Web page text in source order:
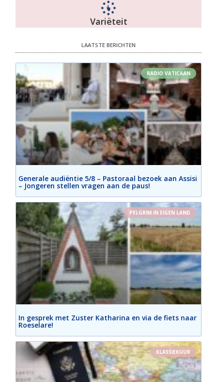
Variëteit
LAATSTE BERICHTEN
RADIO VATICAAN
Generale audiëntie 5/8 – Pastoraal bezoek aan Assisi
– Jongeren stellen vragen aan de paus!
PELGRIM IN EIGEN LAND
In gesprek met Zuster Katharina en via de fiets naar
Roeselare!
KLASSIEKUUR